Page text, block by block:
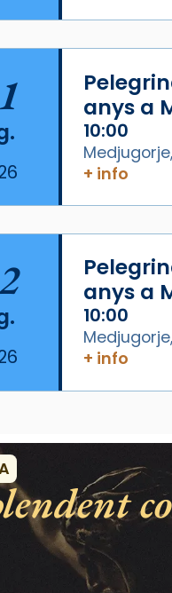
anys a
10:00
+ info
anys a
10:00
+ info